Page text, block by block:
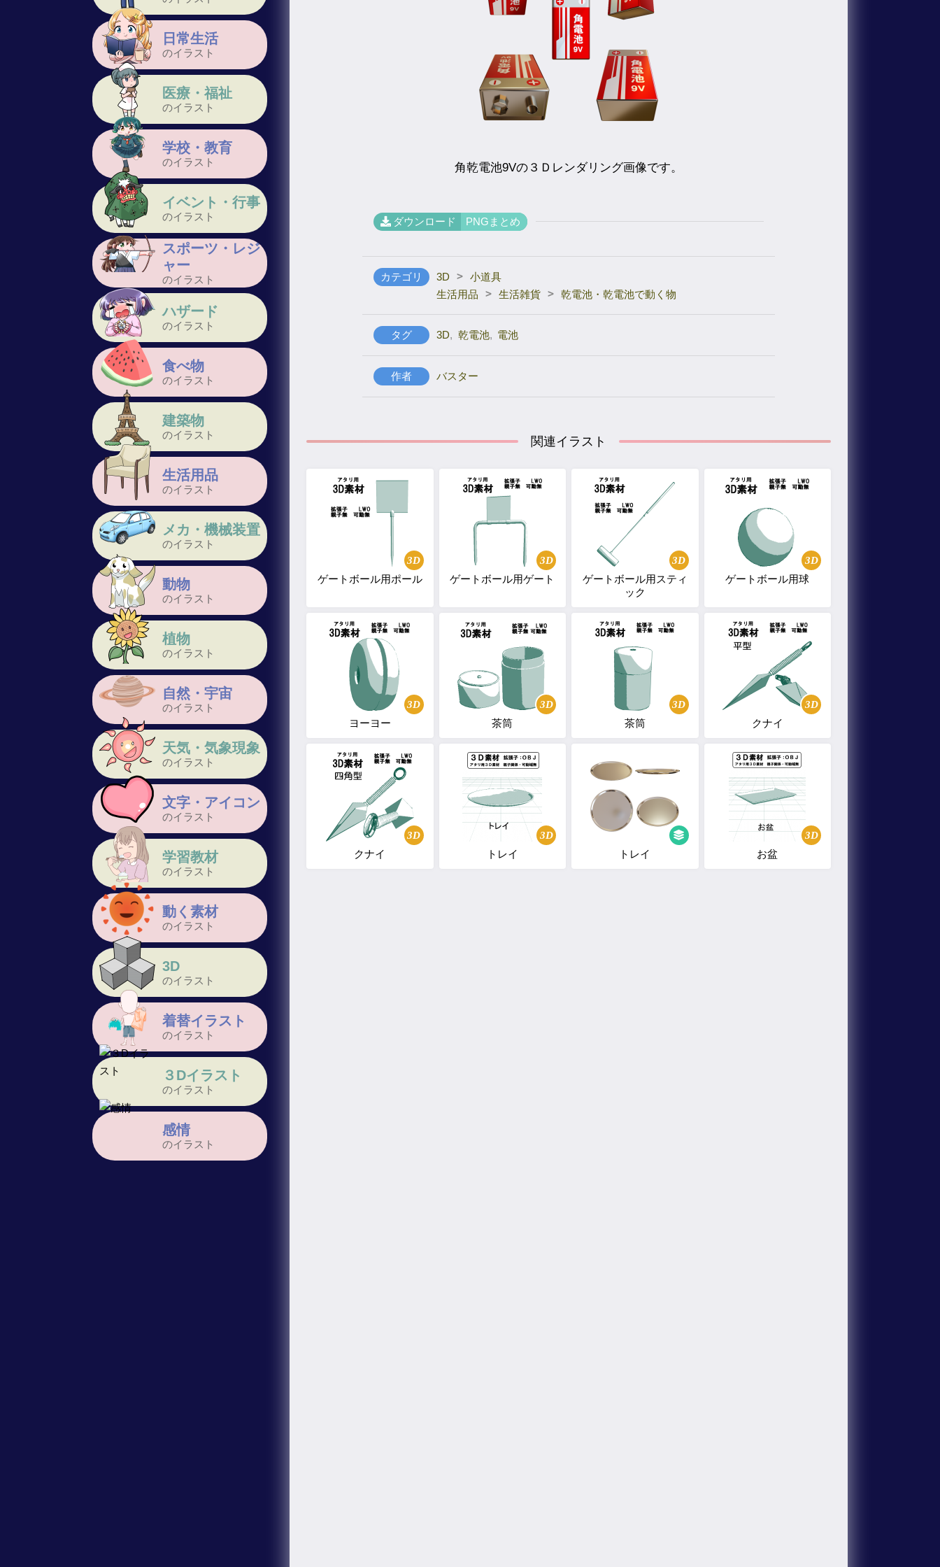
日常生活
のイラスト
医療・福祉
のイラスト
学校・教育
のイラスト
イベント・行事
のイラスト
スポーツ・レジ
ャー
のイラスト
ハザード
のイラスト
食べ物
のイラスト
建築物
のイラスト
生活用品
のイラスト
メカ・機械装置
のイラスト
動物
のイラスト
植物
のイラスト
自然・宇宙
のイラスト
天気・気象現象
のイラスト
文字・アイコン
のイラスト
学習教材
のイラスト
動く素材
のイラスト
3D
のイラスト
着替イラスト
のイラスト
３Dイラスト
のイラスト
感情
のイラスト
角乾電池9Vの３Ｄレンダリング画像です。
ダウンロード PNGまとめ
カテゴリ 3D > 小道具
生活用品
> 生活雑貨 > 乾電池・乾電池で動く物
タグ 3D, 乾電池, 電池
作者 バスター
関連イラスト
3D
ゲートボール用ポール
3D
ゲートボール用ゲート
3D
ゲートボール用スティ
ック
3D
ゲートボール用球
3D
ヨーヨー
3D
茶筒
3D
茶筒
3D
クナイ
3D
クナイ
3D
トレイ トレイ
3D
お盆